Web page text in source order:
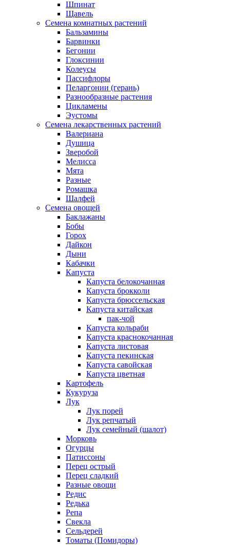
Шпинат
Щавель
Семена комнатных растений
Бальзамины
Барвинки
Бегонии
Глоксинии
Колеусы
Пассифлоры
Пеларгонии (герань)
Разнообразные растения
Цикламены
Эустомы
Семена лекарственных растений
Валериана
Душица
Зверобой
Мелисса
Мята
Разные
Ромашка
Шалфей
Семена овощей
Баклажаны
Бобы
Горох
Дайкон
Дыни
Кабачки
Капуста
Капуста белокочанная
Капуста брокколи
Капуста брюссельская
Капуста китайская
пак-чой
Капуста кольраби
Капуста краснокочанная
Капуста листовая
Капуста пекинская
Капуста савойская
Капуста цветная
Картофель
Кукуруза
Лук
Лук порей
Лук репчатый
Лук семейный (шалот)
Морковь
Огурцы
Патиссоны
Перец острый
Перец сладкий
Разные овощи
Редис
Редька
Репа
Свекла
Сельдерей
Томаты (Помидоры)